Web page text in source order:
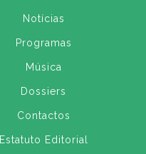
Notícias
Programas
Música
Dossiers
Contactos
Estatuto Editorial